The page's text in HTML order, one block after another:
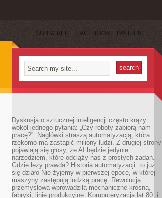
SUBSCRIBE FACEBOOK TWITTER
Dyskusja o sztucznej inteligencji często krąży
wokół jednego pytania: „Czy roboty zabiorą nam
pracę?”. Nagłówki straszą automatyzacją, która
rzekomo ma zastąpić miliony ludzi. Z drugiej strony
pojawiają się głosy, że AI będzie jedynie
narzędziem, które odciąży nas z prostych zadań.
Gdzie leży prawda? Historia automatyzacji: to już
się działo Nie żyjemy w pierwszej epoce, w której
maszyny zastępują ludzką pracę. Rewolucja
przemysłowa wprowadziła mechaniczne krosna,
fabryki, linie produkcyjne. Komputeryzacja lat 80. i